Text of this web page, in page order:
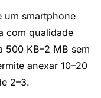
um smartphone
com qualidade
500 KB–2 MB sem
anexar 10–20
2–3.